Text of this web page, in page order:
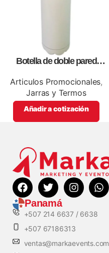
Botella de doble pared
promocionales
Articulos Promocionales,
Jarras y Termos
Añadir a cotización
Panamá
+507 214 6637 / 6638
+507 67186313
ventas@markaevents.com